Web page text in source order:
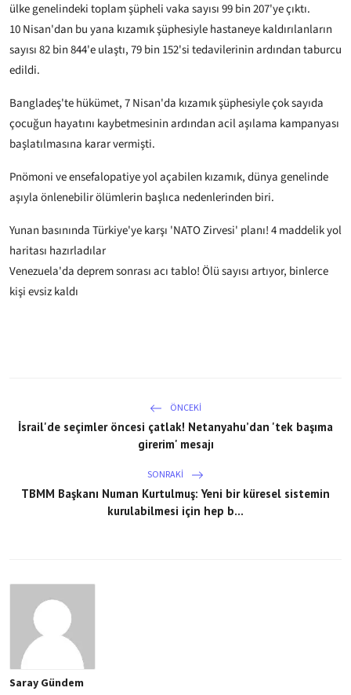
ülke genelindeki toplam şüpheli vaka sayısı 99 bin 207'ye çıktı.
10 Nisan'dan bu yana kızamık şüphesiyle hastaneye kaldırılanların
sayısı 82 bin 844'e ulaştı, 79 bin 152'si tedavilerinin ardından taburcu
edildi.
Bangladeş'te hükümet, 7 Nisan'da kızamık şüphesiyle çok sayıda
çocuğun hayatını kaybetmesinin ardından acil aşılama kampanyası
başlatılmasına karar vermişti.
Pnömoni ve ensefalopatiye yol açabilen kızamık, dünya genelinde
aşıyla önlenebilir ölümlerin başlıca nedenlerinden biri.
Yunan basınında Türkiye'ye karşı 'NATO Zirvesi' planı! 4 maddelik yol
haritası hazırladılar
Venezuela'da deprem sonrası acı tablo! Ölü sayısı artıyor, binlerce
kişi evsiz kaldı
ÖNCEKI
İsrail'de seçimler öncesi çatlak! Netanyahu’dan 'tek başıma
girerim' mesajı
SONRAKI
TBMM Başkanı Numan Kurtulmuş: Yeni bir küresel sistemin
kurulabilmesi için hep b...
Saray Gündem